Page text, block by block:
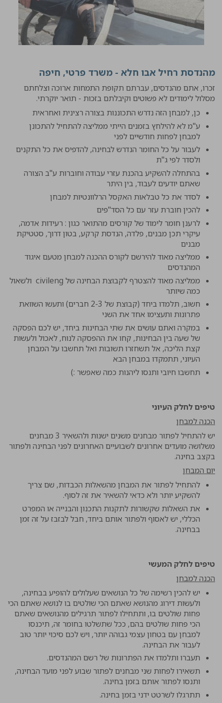
מהנדסת רחיל אבו חלא - משרד פרטי, חיפה
זכרו, אתם מהנדסים, עברתם תקופת התמחות ארוכה וצלחתם
מסלול לימודים לא פשוטים וקיבלתם בזכות - תואר יוקרתי.
כן, למבחן הזה נדרש התכוננות בצורה רצינית ואחראית
ע"מ לא להילחץ בזמנים הייתי ממליצה להתחיל להתכונן
למבחן לפחות חודשיים לפני
לעבור על כל החומר הנדרש לבחינה, להדפיס את כל התקנים
ולסדר לפי ג"ת
בהתחלה להשקיע בהכנת עזרי עבודה וחוברות ע"ב הצורה
שאתם יודעים לעבוד, בין היתר
לסדר את כל טבלאות האקסל הרלוונטיות למבחן
להכין חוברת עזר עם כל הסד"פים
לרענן חומר לימוד של קורסים מהתואר כגון : רעידות אדמה,
עיקרי תכן מבנים, פלדה, הנדסת קרקע, בטון דרוך, סטטיקת
מבנים
ממליצה מאוד להירשם לקורס ההכנה למבחן מטעם איגוד
המהנדסים
ממליצה מאוד להצטרף לקבוצת הבחינה של civileng ולשאול
כמה שיותר
חשוב, תלמדו ביחד (קבוצת של 2-3 חברים) ותעשו השוואת
פתרונות ותעצימו אחד את השני
במקרה ואתם עושים את שתי הבחינות ביחד, יש לכם הפסקה
של שעה בין הבחינות, קחו את ההפסקה לנוח, לאכול ולעשות
קצת הליכה, אל תשחזרו תשובות ואל תחשבו על המבחן
העיוני, תתמקדו במבחן הבא
תחשבו חיובי ותנסו ליהנות כמה שאפשר :)
טיפים לחלק העיוני
הכנה למבחן
יש להתחיל לפתור מבחנים משנים ישנות ולהשאיר 3 מבחנים
משלושה מועדים אחרונים לשבועיים האחרונים לפני הבחינה ולפתור
בקצב בחינה.
יום המבחן
להתחיל לפתור את המבחן מהשאלות הכבדות, שם צריך
להשקיע יותר ולא כדאי להשאיר את זה לסוף.
את השאלות שקשורות לתקנות התכנון והבנייה או המפרט
הכללי, יש לאסוף ולפתור אותם ביחד, חבל לבזבז על זה זמן
בבחינה.
טיפים לחלק המעשי
הכנה למבחן
יש להכין רשימה של כל הנושאים שעלולים להופיע בבחינה,
ולעשות דירוג מהנושא שאתם הכי שולטים בו לנושא שאתם הכי
פחות שולטים בו, ותתחילו לפתור תרגילים מהנושאים שאתם
הכי פחות שולטים בהם, ככל שתשלטו בחומר זה, תיכנסו
למבחן עם בטחון עצמי גבוהה יותר, ויש לכם סיכוי יותר טוב
לעבור את הבחינה.
תעברו ותלמדו את הפתרונות של רשם המהנדסים.
תשאירו לפחות שני מבחנים לפתור שבוע לפני מועד הבחינה,
ותנסו לפתור אותם בזמן בחינה.
תתרגלו לשרטט ידני בזמן בחינה.